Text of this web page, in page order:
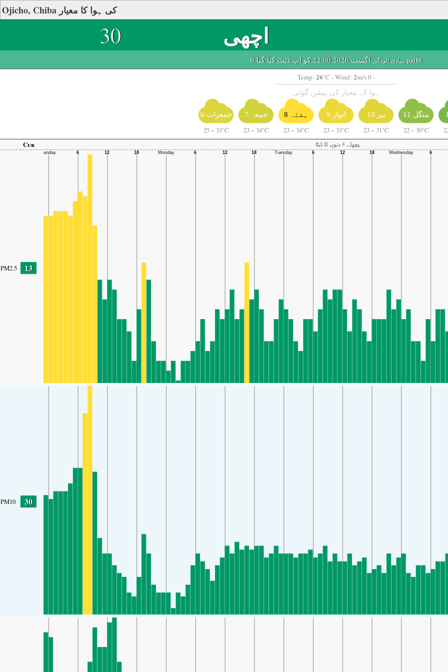
Ojicho, Chiba کی ہوا کا معیار
30 اچھی
6 اگست 2026 22:00 کو اپ ڈیٹ کیا گیا -بنیادی آلودگی:pm10
Temp: 26°C - Wind: 2m/s 0 -
ہوا کے معیار کی پیشن گوئی
جمعرات 6
25 ~ 33°C
جمعہ 7
23 ~ 34°C
ہفتہ 8
23 ~ 34°C
اتوار 9
23 ~ 33°C
پیر 10
23 ~ 31°C
منگل 11
22 ~ 30°C
Cur
پچھلے 5 دنوں کا ڈیٹا
PM2.5 13
PM10 30